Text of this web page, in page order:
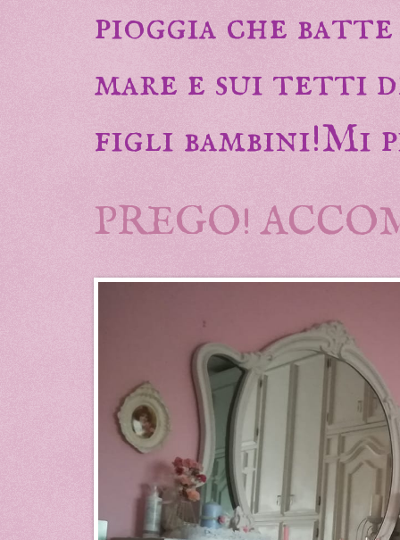
pioggia che
mare e sui tetti
figli bambini!Mi
PREGO!